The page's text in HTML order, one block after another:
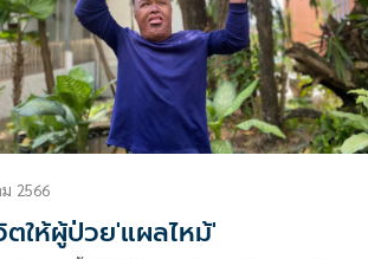
2566
ให้ผู้ป่วย'แผลไหม้'